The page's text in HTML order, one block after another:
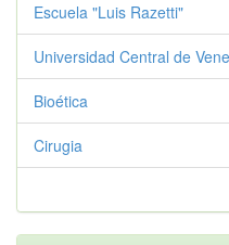
Escuela "Luis Razetti"
Universidad Central de
Bioética
Cirugia